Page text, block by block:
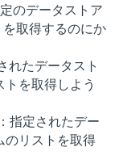
のデータストア
取得するのにか
れたデータスト
を取得しよう
指定されたデー
のリストを取得